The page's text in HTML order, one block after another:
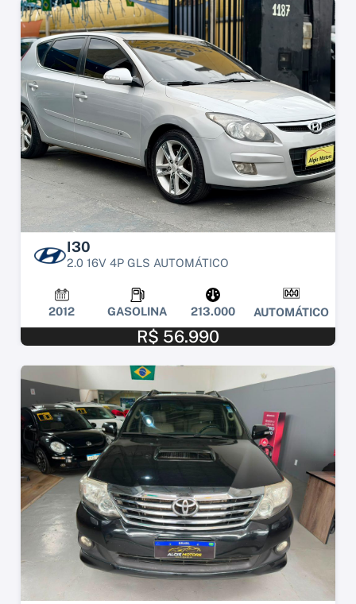
I30
2.0 16V 4P GLS AUTOMÁTICO
2012 GASOLINA 213.000 AUTOMÁTICO
R$ 56.990